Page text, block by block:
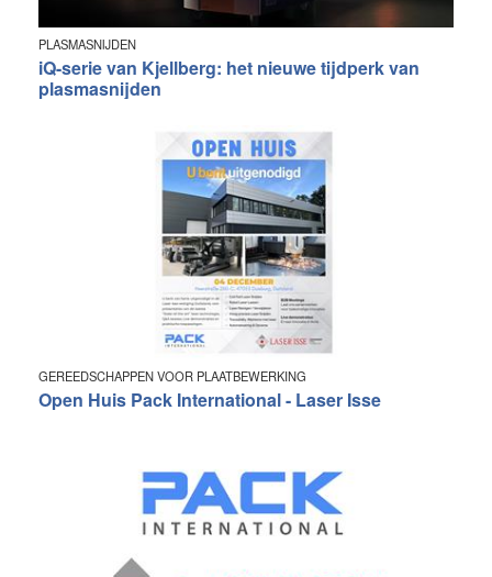
PLASMASNIJDEN
iQ-serie van Kjellberg: het nieuwe tijdperk van
plasmasnijden
GEREEDSCHAPPEN VOOR PLAATBEWERKING
Open Huis Pack International - Laser Isse